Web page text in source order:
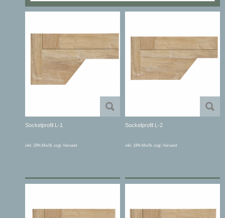
Sockelprofil L-1
inkl. 19% MwSt. zzgl. Versand
Sockelprofil L-2
inkl. 19% MwSt. zzgl. Versand